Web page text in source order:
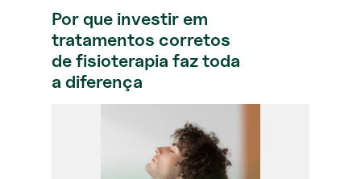
Por que investir em
tratamentos corretos
de fisioterapia faz toda
a diferença